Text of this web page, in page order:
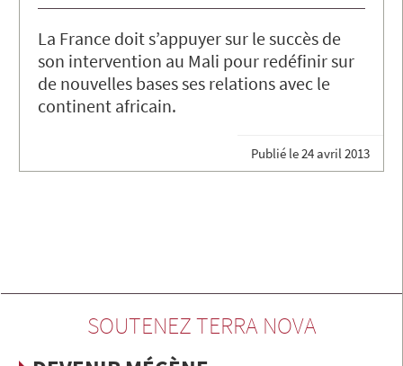
La France doit s’appuyer sur le succès de
son intervention au Mali pour redéfinir sur
de nouvelles bases ses relations avec le
continent africain.
Publié le24 avril 2013
SOUTENEZ TERRA NOVA